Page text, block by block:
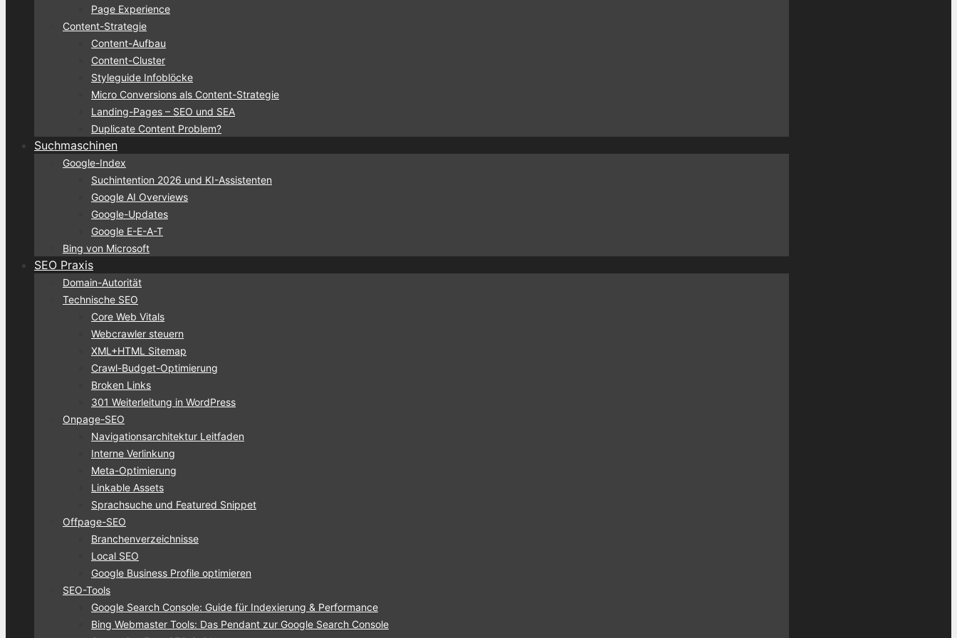
Page Experience
Content-Strategie
Content-Aufbau
Content-Cluster
Styleguide Infoblöcke
Micro Conversions als Content-Strategie
Landing-Pages – SEO und SEA
Duplicate Content Problem?
Suchmaschinen
Google-Index
Suchintention 2026 und KI-Assistenten
Google AI Overviews
Google-Updates
Google E-E-A-T
Bing von Microsoft
SEO Praxis
Domain-Autorität
Technische SEO
Core Web Vitals
Webcrawler steuern
XML+HTML Sitemap
Crawl-Budget-Optimierung
Broken Links
301 Weiterleitung in WordPress
Onpage-SEO
Navigationsarchitektur Leitfaden
Interne Verlinkung
Meta-Optimierung
Linkable Assets
Sprachsuche und Featured Snippet
Offpage-SEO
Branchenverzeichnisse
Local SEO
Google Business Profile optimieren
SEO-Tools
Google Search Console: Guide für Indexierung & Performance
Bing Webmaster Tools: Das Pendant zur Google Search Console